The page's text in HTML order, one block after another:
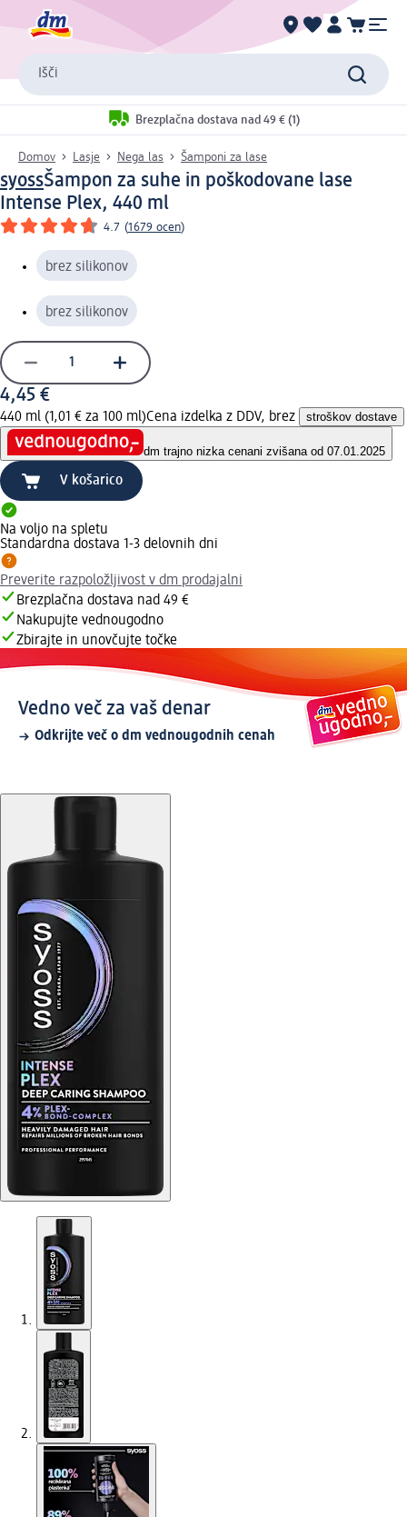
Išči
Brezplačna dostava nad 49 € (1)
Domov Lasje Nega las Šamponi za lase
syossŠampon za suhe in poškodovane lase
Intense Plex, 440 ml
4.7 (1679 ocen)
brez silikonov
brez silikonov
4,45 €
440 ml (1,01 € za 100 ml)Cena izdelka z DDV, brez stroškov dostave
dm trajno nizka cenani zvišana od 07.01.2025
V košarico
Na voljo na spletu
Standardna dostava 1-3 delovnih dni
Preverite razpoložljivost v dm prodajalni
Brezplačna dostava nad 49 €
Nakupujte vednougodno
Zbirajte in unovčujte točke
Vedno več za vaš denar
Odkrijte več o dm vednougodnih cenah